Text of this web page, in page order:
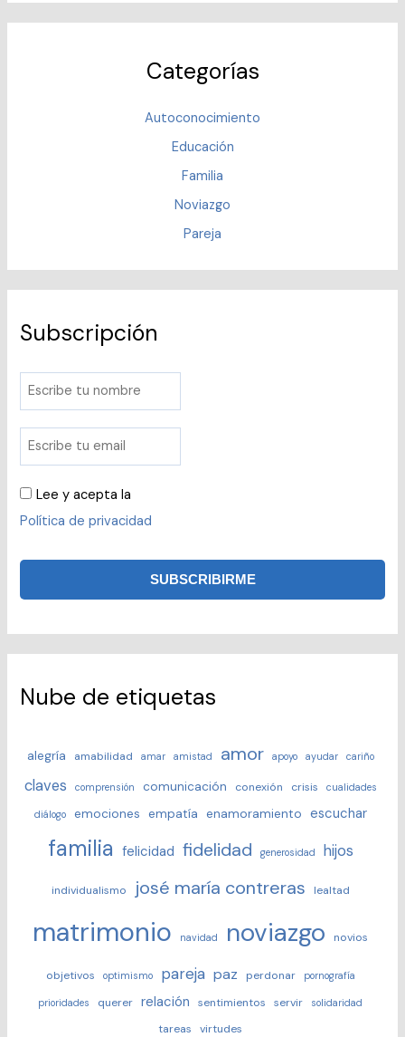
Categorías
Autoconocimiento
Educación
Familia
Noviazgo
Pareja
Subscripción
Lee y acepta la
Política de privacidad
Nube de etiquetas
alegría amabilidad amar amistad amor apoyo ayudar cariño
claves comprensión comunicación conexión crisis cualidades
diálogo emociones empatía enamoramiento escuchar
familia felicidad fidelidad generosidad hijos
individualismo josé maría contreras lealtad
matrimonio navidad noviazgo novios
objetivos optimismo pareja paz perdonar pornografía
prioridades querer relación sentimientos servir solidaridad
tareas virtudes